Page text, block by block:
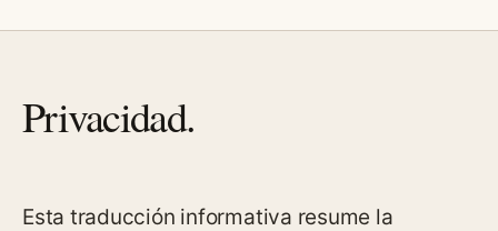
Privacidad.
Esta traducción informativa resume la